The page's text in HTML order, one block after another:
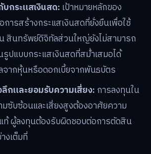
กระแสเงินสด: เป้าหมายหลักของ
ารสร้างกระแสเงินสดที่ยั่งยืนเพื่อใช้
น สินทรัพย์ดิจิทัลส่วนใหญ่ยังไม่สามารถ
ปแบบกระแสเงินสดที่สม่ำเสมอได้
จากหุ้นหรือดอกเบี้ยจากพันธบัตร
กและยอมรับความเสี่ยง: การลงทุนใน
ซับซ้อนและเสี่ยงสูงต้องอาศัยความ
แท้ ผู้ลงทุนต้องรับผิดชอบต่อการตัดสิน
งเต็มที่